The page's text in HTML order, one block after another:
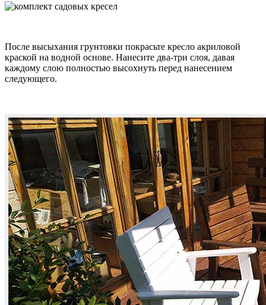
После высыхания грунтовки покрасьте кресло акриловой
краской на водной основе. Нанесите два-три слоя, давая
каждому слою полностью высохнуть перед нанесением
следующего.